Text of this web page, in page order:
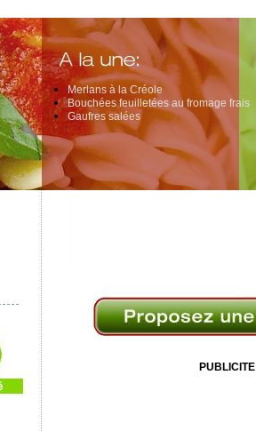
Merlans à la Créole
Bouchées feuilletées au fromage frais
Gaufres salées
PUBLICITE